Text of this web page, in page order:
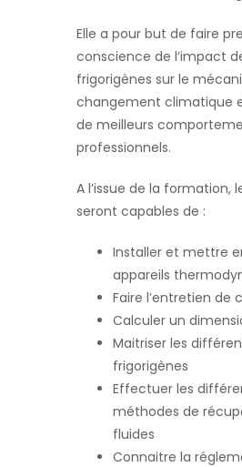
Elle a pour but de faire
conscience de l’impact
frigorigènes sur le
changement climatique
de meilleurs
professionnels.
A l’issue de la formation,
seront capables de :
Installer et mettre
appareils
Faire l’entretien de
Calculer un
Maitriser les
frigorigènes
Effectuer les
méthodes de
fluides
Connaitre la